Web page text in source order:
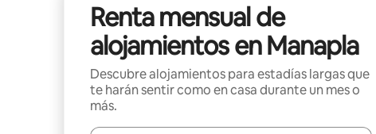
Renta mensual de
alojamientos en Manapla
Descubre alojamientos para estadías largas que
te harán sentir como en casa durante un mes o
más.